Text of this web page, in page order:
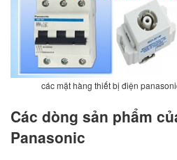
các mặt hàng thiết bị điện
Các dòng sản phẩm
Panasonic